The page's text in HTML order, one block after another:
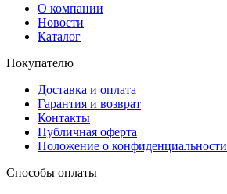
О компании
Новости
Каталог
Покупателю
Доставка и оплата
Гарантия и возврат
Контакты
Публичная оферта
Положение о конфиденциальности
Способы оплаты